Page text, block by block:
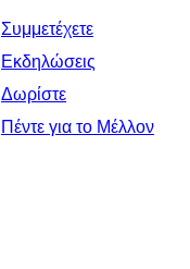
Συμμετέχετε
Εκδηλώσεις
Δωρίστε
Πέντε για το Μέλλον